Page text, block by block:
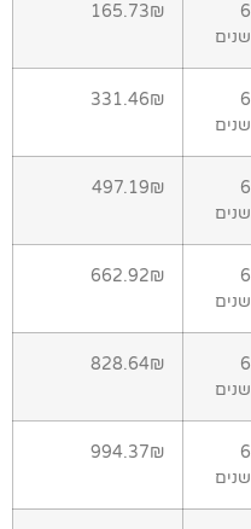
6
שנים
165.73₪
6
שנים
331.46₪
6
שנים
497.19₪
6
שנים
662.92₪
6
שנים
828.64₪
6
שנים
994.37₪